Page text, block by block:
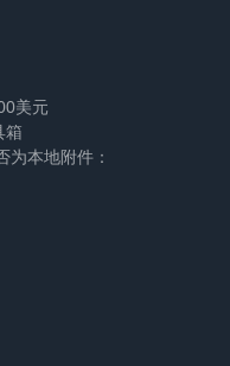
美元
箱
为本地附件：